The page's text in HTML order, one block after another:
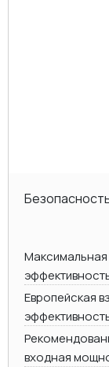
Максимальная
Европейская
входная